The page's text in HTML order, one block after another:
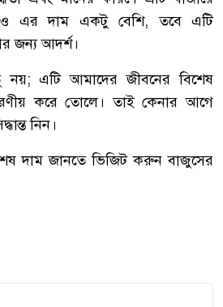
এর দাম একটু বেশি, তবে এটি
জন্য আদর্শ।
নয়; এটি আমাদের জীবনের বিশেষ
করে তোলে। তাই কেনার আগে
নিন।
দাম জানতে ভিজিট করুন বাজুসের